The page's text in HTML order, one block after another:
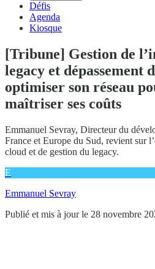
Défis
Agenda
Kiosque
[Tribune] Gestion de
legacy et dépassement
optimiser son réseau
maîtriser ses coûts
Emmanuel Sevray, Directeur du
France et Europe du Sud, revient sur
cloud et de gestion du legacy.
E
Emmanuel Sevray
Publié et mis à jour le 28 novembre